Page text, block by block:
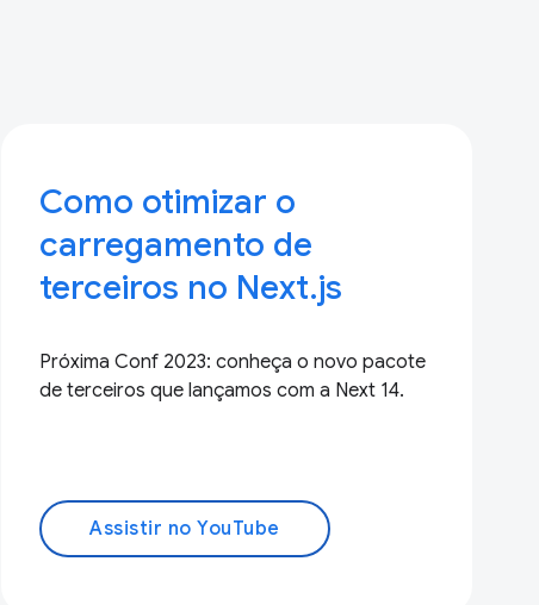
Como otimizar o
carregamento de
terceiros no Next.js
Próxima Conf 2023: conheça o novo pacote
de terceiros que lançamos com a Next 14.
Assistir no YouTube